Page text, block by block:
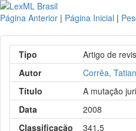
Página Anterior | Página Inicial |
Tipo
Artigo de
Autor
Corrêa,
Título
A mutação
Data
2008
Classificação
341.5